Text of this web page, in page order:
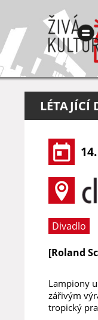
LÉTAJÍCÍ
Divadlo
[Roland
Lampiony
zářivým
tropický